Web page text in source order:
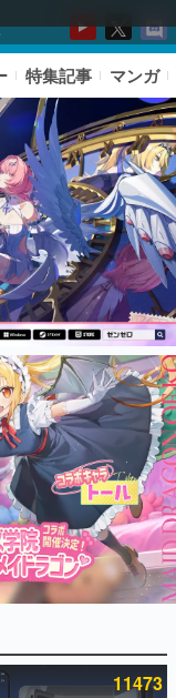
ー数万以上！ などな
ミ渾身の“殿堂入り”記
特集記事 マンガ
11473